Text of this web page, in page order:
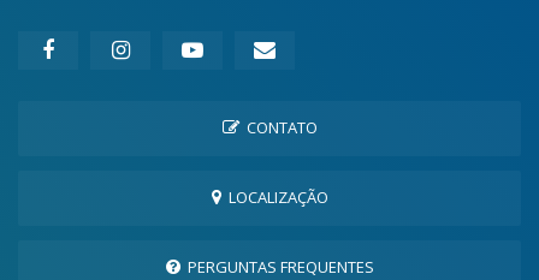
CONTATO
LOCALIZAÇÃO
PERGUNTAS FREQUENTES